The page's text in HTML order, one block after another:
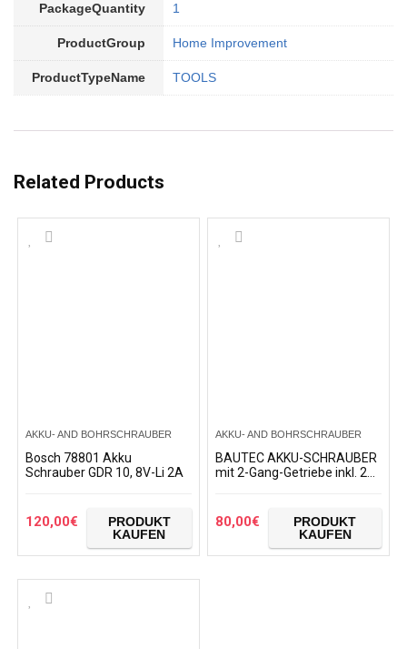
PackageQuantity 1
ProductGroup Home Improvement
ProductTypeName TOOLS
Related Products
AKKU- AND BOHRSCHRAUBER
Bosch 78801 Akku
Schrauber GDR 10, 8V-Li 2A
120,00€
PRODUKT
KAUFEN
AKKU- AND BOHRSCHRAUBER
BAUTEC AKKU-SCHRAUBER
mit 2-Gang-Getriebe inkl. 2x
80,00€
PRODUKT
KAUFEN